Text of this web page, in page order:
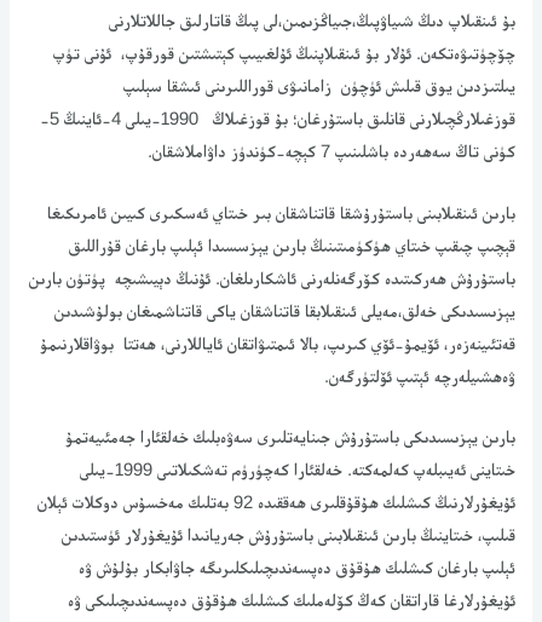
بۇ ئىنقىلاپ دىڭ شىياۋپىڭ،جىياڭزىمىن،لى پىڭ قاتارلىق جاللاتلارنى
چۆچۈتىۋەتكەن. ئۇلار بۇ ئىنقىلاپنىڭ ئۇلغىيىپ كېتىشتىن قورقۇپ، ئۇنى تۈپ
يىلتىزدىن يوق قىلىش ئۈچۈن زامانىۋى قوراللىرىنى ئىشقا سېلىپ
قوزغىلارڭچىلارنى قانلىق باستۇرغان؛ بۇ قوزغىلاڭ 1990-يىلى 4-ئاينىڭ 5-
كۈنى تاڭ سەھەردە باشلىنىپ 7 كېچە-كۈندۈز داۋاملاشقان.
بارىن ئىنقىلابىنى باستۇرۇشقا قاتناشقان بىر خىتاي ئەسكىرى كىيىن ئامرىكىغا
قېچىپ چىقىپ خىتاي ھۈكۈمىتىنىڭ بارىن يېزسسىدا ئېلىپ بارغان قۇراللىق
باستۇرۇش ھەركىتىدە كۆرگەنلەرنى ئاشكارىلغان. ئۇنىڭ دېيىشىچە پۈتۈن بارىن
يېزىسىدىكى خەلق،مەيلى ئىنقىلابقا قاتناشقان ياكى قاتناشمىغان بولۇشىدىن
قەتئىينەزەر، ئۆيمۇ-ئۆي كىرىپ، بالا ئىمتىۋاتقان ئاياللارنى، ھەتتا بوۋاقلارنىمۇ
ۋەھشىيلەرچە ئېتىپ ئۆلتۈرگەن.
بارىن يېزىسىدىكى باستۇرۇش جىنايەتلىرى سەۋەبلىك خەلقئارا جەمئىيەتمۇ
خىتاينى ئەيىبلەپ كەلمەكتە. خەلقئارا كەچۈرۈم تەشكىلاتىى 1999-يىلى
ئۇيغۇرلارنىڭ كىشلىك ھۇقۇقلىرى ھەققىدە 92 بەتلىك مەخسۇس دوكلات ئېلان
قىلىپ، خىتاينىڭ بارىن ئىنقىلابىنى باستۇرۇش جەريانىدا ئۇيغۇرلار ئۈستىدىن
ئېلىپ بارغان كىشلىك ھۇقۇق دەپسەندىچىلىكلىرىگە جاۋابكار بۇلۇش ۋە
ئۇيغۇرلارغا قاراتقان كەڭ كۆلەملىك كىشلىك ھۇقۇق دەپسەندىچىلىكى ۋە